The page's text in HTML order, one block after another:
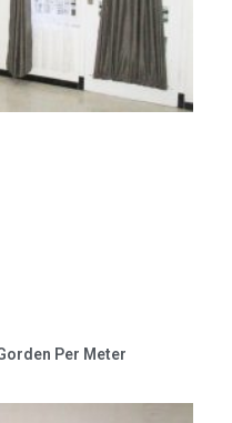
Per Meter